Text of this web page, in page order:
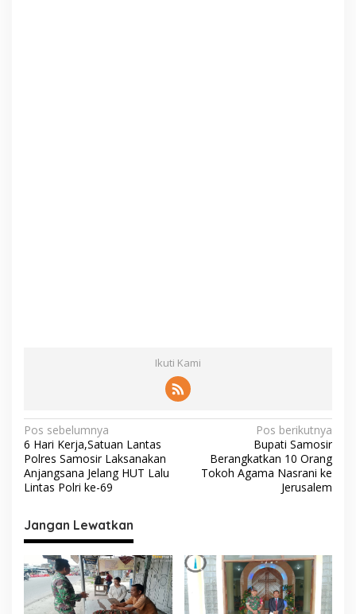
Ikuti Kami
N
a
v
g
a
s
Pos sebelumnya
6 Hari Kerja,Satuan Lantas
Polres Samosir Laksanakan
Anjangsana Jelang HUT Lalu
Lintas Polri ke-69
Pos berikutnya
Bupati Samosir
Berangkatkan 10 Orang
Tokoh Agama Nasrani ke
Jerusalem
Jangan Lewatkan